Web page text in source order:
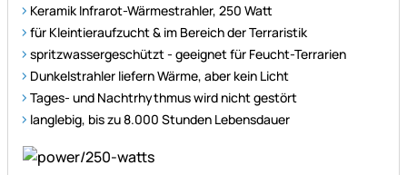
Keramik Infrarot-Wärmestrahler, 250 Watt
für Kleintieraufzucht & im Bereich der Terraristik
spritzwassergeschützt - geeignet für Feucht-Terrarien
Dunkelstrahler liefern Wärme, aber kein Licht
Tages- und Nachtrhythmus wird nicht gestört
langlebig, bis zu 8.000 Stunden Lebensdauer